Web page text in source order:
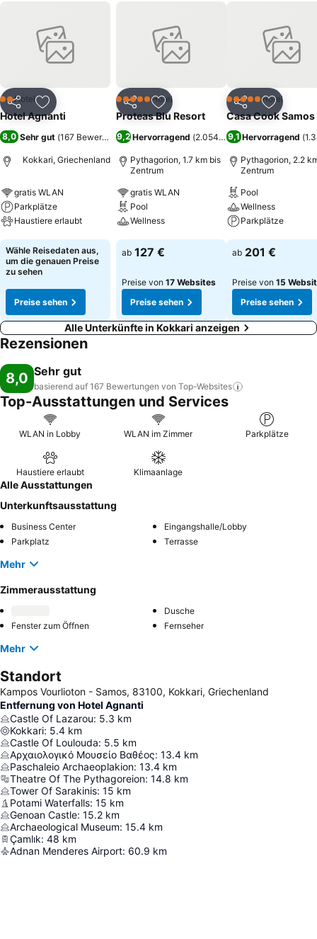
Teilen Zu Favoriten hinzufügen
2 Sterne
Hotel
Hotel Agnanti
8,0 Sehr gut (167 Bewertungen)
Kokkari, Griechenland
gratis WLAN
Parkplätze
Haustiere erlaubt
Preise sehen
Wähle Reisedaten aus,
um die genauen Preise
zu sehen
Preise sehen
Teilen Zu Favoriten hinzufügen
5 Sterne Hotel
Proteas Blu Resort
9,2Hervorragend (2.054 Bewertungen)
Pythagorion, 1.7 km bis
Zentrum
gratis WLAN
Pool
Wellness
Preise sehen
ab 127 €
Preise von 17 Websites
Preise sehen
Teilen Zu
5 Sterne Hotel
Casa Cook Samos
9,1 Hervorragend (
Pythagorion, 2.2
Zentrum
Pool
Wellness
Parkplätze
Preise sehen
ab 201 €
Preise von 15
Preise sehen
Alle Unterkünfte in Kokkari anzeigen
Rezensionen
8,0 Sehr gut
basierend auf 167 Bewertungen von Top-Websites
Top-Ausstattungen und Services
WLAN in Lobby WLAN im Zimmer Parkplätze
Haustiere erlaubt Klimaanlage
Alle Ausstattungen
Unterkunftsausstattung
Business Center
Eingangshalle/Lobby
Parkplatz
Terrasse
Mehr
Zimmerausstattung
Dusche
Fenster zum Öffnen
Fernseher
Mehr
Standort
Kampos Vourlioton - Samos, 83100, Kokkari, Griechenland
Entfernung von Hotel Agnanti
Castle Of Lazarou: 5.3 km
Kokkari: 5.4 km
Castle Of Loulouda: 5.5 km
Αρχαιολογικό Μουσείο Βαθέος: 13.4 km
Paschaleio Archaeoplakion: 13.4 km
Theatre Of The Pythagoreion: 14.8 km
Tower Of Sarakinis: 15 km
Potami Waterfalls: 15 km
Genoan Castle: 15.2 km
Archaeological Museum: 15.4 km
Çamlık: 48 km
Adnan Menderes Airport: 60.9 km